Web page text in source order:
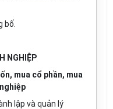
bố.
NGHIỆP
mua cổ phần, mua
lập và quản lý